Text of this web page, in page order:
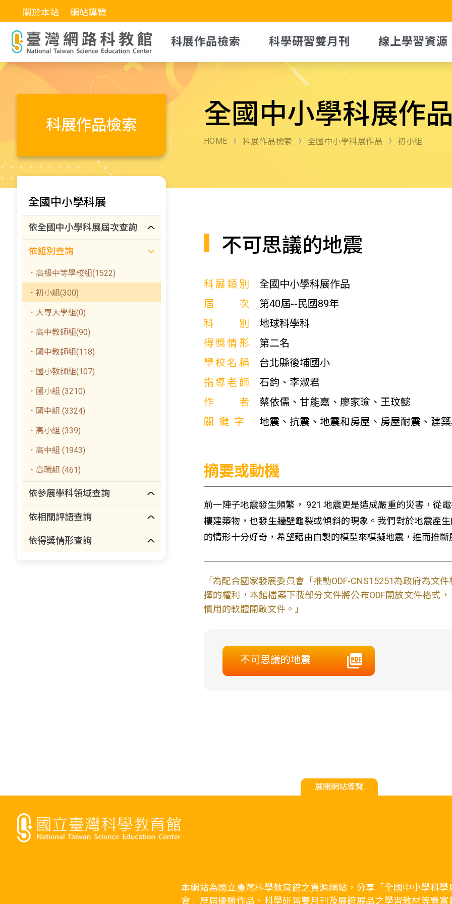
關於本站 網站導覽
科展作品檢索 科學研習雙月刊 線上學習資源
科展作品檢索 全國中小學科展作
HOME 科展作品檢索 全國中小學科展作品 初小組
全國中小學科展
依全國中小學科展屆次查詢
依組別查詢
．高級中等學校組(1522)
．初小組(300)
．大專大學組(0)
．高中教師組(90)
．國中教師組(118)
．國小教師組(107)
．國小組 (3210)
．國中組 (3324)
．高小組 (339)
．高中組 (1943)
．高職組 (461)
依參展學科領域查詢
依相關評語查詢
依得獎情形查詢
不可思議的地震
科展類別
全國中小學科展作品
屆次
第40屆--民國89年
科別
地球科學科
得獎情形
第二名
學校名稱
台北縣後埔國小
指導老師
石鈞、李淑君
作者
蔡依儒、甘能嘉、廖家瑜、王玟懿
關鍵字
地震、抗震、地震和房屋、房屋耐震、建
摘要或動機
前一陣子地震發生頻繁， 921 地震更是造成嚴重的災害，從
樓建築物，也發生牆壁龜裂或傾斜的現象。我們對於地震產
的情形十分好奇，希望藉由自製的模型來模擬地震，進而推
「為配合國家發展委員會「推動ODF-CNS15251為政府為文
擇的權利，本館檔案下載部分文件將公布ODF開放文件格式
慣用的軟體開啟文件。」
不可思議的地震
展開網站導覽
本網站為國立臺灣科學教育館之資源網站，分享「全國中小學科
會」歷屆優勝作品、科學研習雙月刊及展館展品之學習教材等豐富